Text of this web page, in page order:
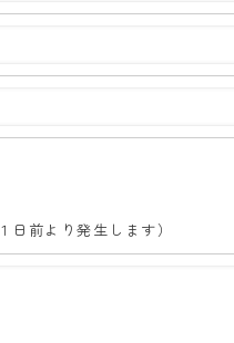
前より発生します）